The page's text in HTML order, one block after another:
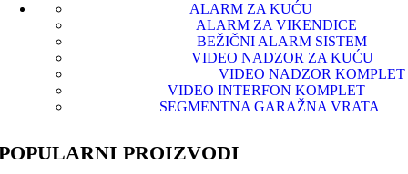
ALARM ZA KUĆU
ALARM ZA VIKENDICE
BEŽIČNI ALARM SISTEM
VIDEO NADZOR ZA KUĆU
VIDEO NADZOR KOMPLET
VIDEO INTERFON KOMPLET
SEGMENTNA GARAŽNA VRATA
PROIZVODI